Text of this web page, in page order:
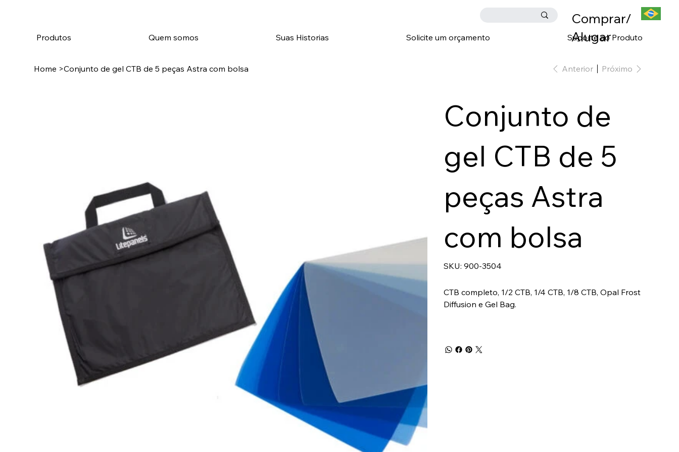
Comprar/
Alugar
Produtos Quem somos Suas Historias Solicite um orçamento Suporte ao Produto
Home >Conjunto de gel CTB de 5 peças Astra com bolsa Anterior Próximo
Conjunto de
gel CTB de 5
peças Astra
com bolsa
SKU: SKU
900-
900-3504
CTB completo, 1/2 CTB, 1/4 CTB, 1/8 CTB, Opal Frost
Diffusion e Gel Bag.